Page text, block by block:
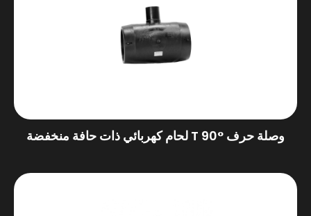
وصلة حرف T 90° لحام كهربائي ذات حافة منخفضة